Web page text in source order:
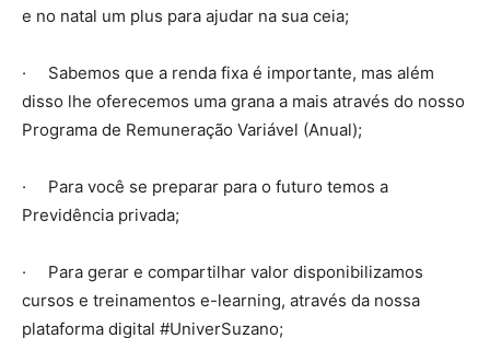
e no natal um plus para ajudar na sua ceia;
· Sabemos que a renda fixa é importante, mas além
disso lhe oferecemos uma grana a mais através do nosso
Programa de Remuneração Variável (Anual);
· Para você se preparar para o futuro temos a
Previdência privada;
· Para gerar e compartilhar valor disponibilizamos
cursos e treinamentos e-learning, através da nossa
plataforma digital #UniverSuzano;